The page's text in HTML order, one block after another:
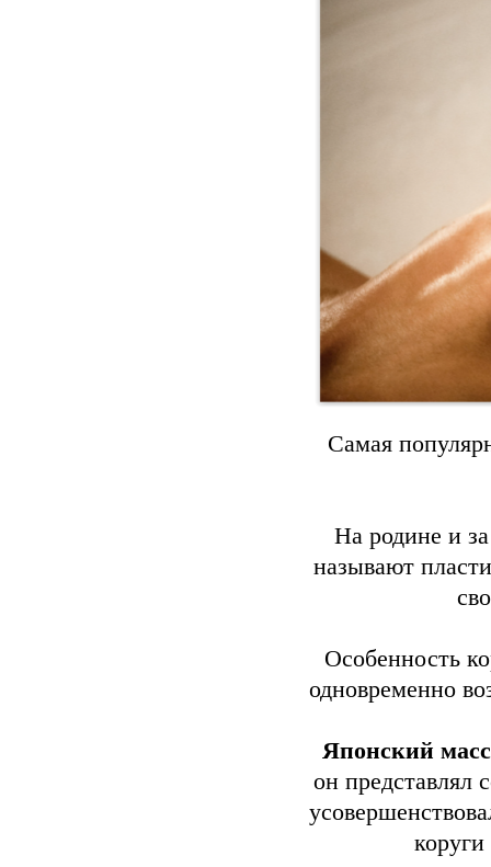
Самая
На родине и
называют
Особенность
одновременно
Японский
он